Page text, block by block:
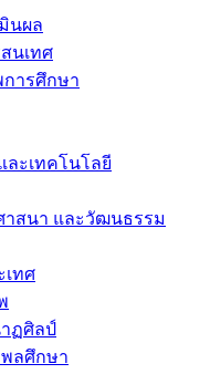
นผล
นเทศ
ารศึกษา
ละเทคโนโลยี
าสนา และวัฒนธรรม
เทศ
ฏศิลป์
ลศึกษา